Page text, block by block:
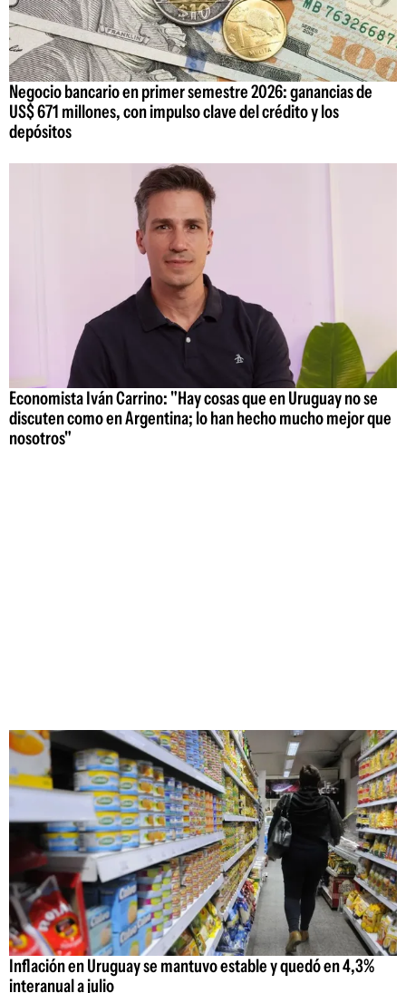
Negocio bancario en primer semestre 2026: ganancias de
US$ 671 millones, con impulso clave del crédito y los
depósitos
Economista Iván Carrino: "Hay cosas que en Uruguay no se
discuten como en Argentina; lo han hecho mucho mejor que
nosotros"
Inflación en Uruguay se mantuvo estable y quedó en 4,3%
interanual a julio